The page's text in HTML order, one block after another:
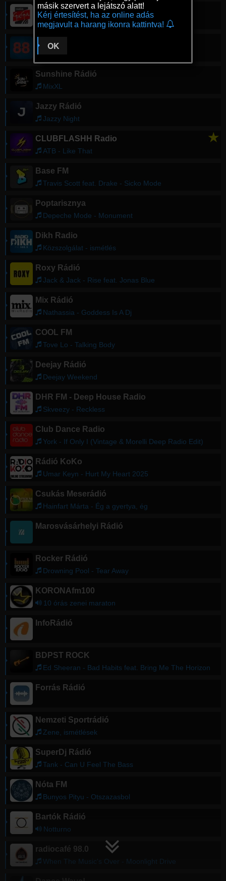
Rádió GaGa
Honeybeast X Paulina - Tele a szívem
Rádió88
Sunshine Rádió
MixXL
Jazzy Rádió
Jazzy Night
CLUBFLASHH Radio ★
ATB - Like That
Base FM
Travis Scott feat. Drake - Sicko Mode
Poptarisznya
Depeche Mode - Monument
Dikh Radio
Közszolgálat - ismétlés
Roxy Rádió
Jack & Jack - Rise feat. Jonas Blue
Mix Rádió
Nathassia - Goddess Is A Dj
COOL FM
Tove Lo - Talking Body
Deejay Rádió
Deejay Weekend
DHR FM - Deep House Radio
Skveezy - Reckless
Club Dance Radio
York - If Only I (Vintage & Morelli Deep Radio Edit)
Rádió KoKo
Umar Keyn - Hurt My Heart 2025
Csukás Meserádió
Hainfart Márta - Ég a gyertya, ég
Marosvásárhelyi Rádió
Rocker Rádió
Drowning Pool - Tear Away
KORONAfm100
10 órás zenei maraton
InfoRádió
BDPST ROCK
Ed Sheeran - Bad Habits feat. Bring Me The Horizon
Forrás Rádió
Nemzeti Sportrádió
Zene, ismétlések
SuperDj Rádió
Tank - Can U Feel The Bass
Nóta FM
Bunyos Pityu - Otszazasbol
Bartók Rádió
Notturno
radiocafé 98.0
When The Music's Over - Moonlight Drive
másik szervert a lejátszó alatt!
Kérj értesítést, ha az online adás
megjavult a harang ikonra kattintva!
OK